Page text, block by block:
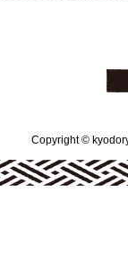
Copyright ©